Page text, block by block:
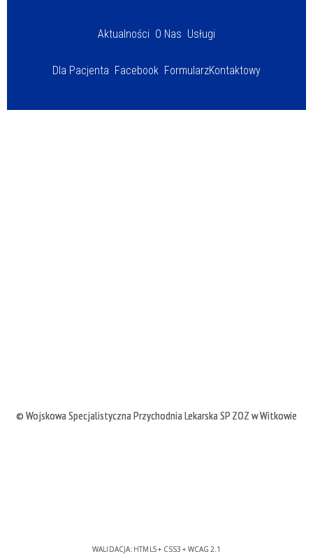
Aktualności O Nas Usługi
Dla Pacjenta Facebook FormularzKontaktowy
© Wojskowa Specjalistyczna Przychodnia Lekarska SP ZOZ w Witkowie
WALIDACJA: HTML5+ CSS3 + WCAG 2.1